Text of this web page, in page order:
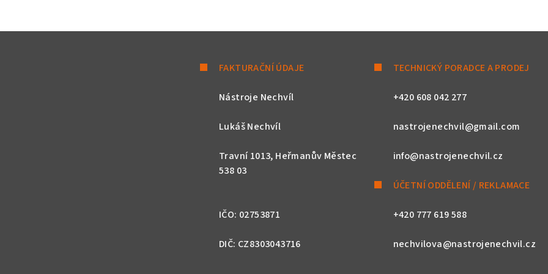
FAKTURAČNÍ ÚDAJE
Nástroje Nechvíl
Lukáš Nechvíl
Travní 1013, Heřmanův Městec
538 03
IČO: 02753871
DIČ: CZ8303043716
TECHNICKÝ PORADCE A PRODEJ
+420 608 042 277
nastrojenechvil@gmail.com
info@nastrojenechvil.cz
ÚČETNÍ ODDĚLENÍ / REKLAMACE
+420 777 619 588
nechvilova@nastrojenechvil.cz